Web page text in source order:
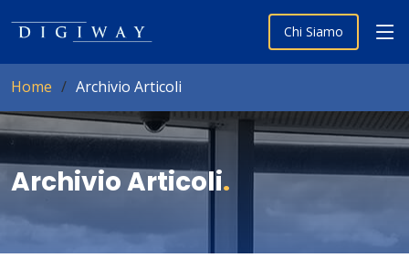
Chi Siamo
Home Archivio Articoli
Archivio Articoli.